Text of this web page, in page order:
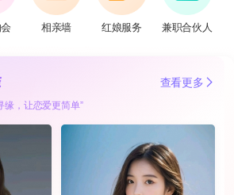
相亲墙 红娘服务 兼职合伙人
查看更多
缘，让恋爱更简单”